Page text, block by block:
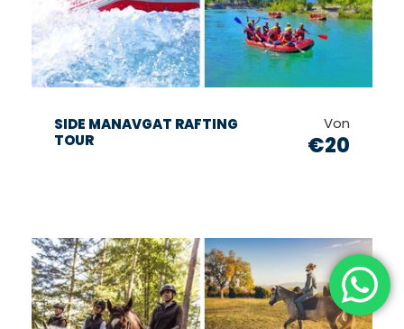
SIDE MANAVGAT RAFTING
TOUR
Von
€20